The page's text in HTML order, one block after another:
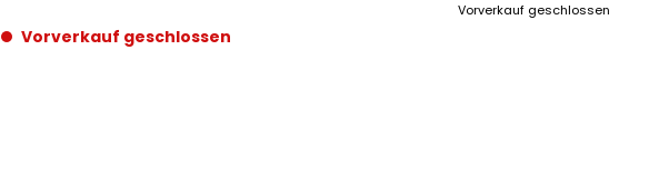
Vorverkauf geschlossen
Vorverkauf geschlossen